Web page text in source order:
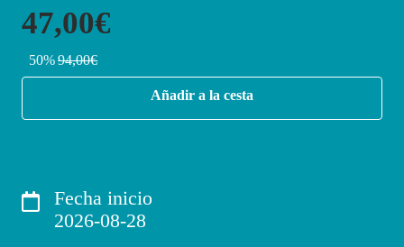
47,00€
50%94,00€
Añadir a la cesta
Fecha inicio
2026-08-28